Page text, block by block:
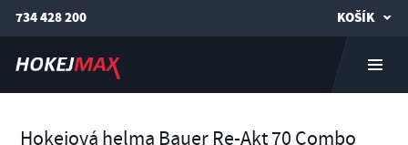
734 428 200 KOŠÍK
Hokejová helma Bauer Re-Akt 70 Combo